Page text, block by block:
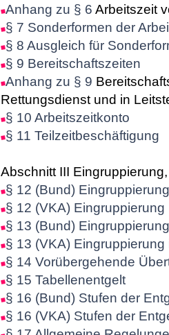
Anhang zu § 6 Arbeitszeit
§ 7 Sonderformen der
§ 8 Ausgleich für
§ 9 Bereitschaftszeiten
Anhang zu § 9
Rettungsdienst und in
§ 10 Arbeitszeitkonto
§ 11 Teilzeitbeschäftigung
Abschnitt III
§ 12 (Bund) Eingruppierung
§ 12 (VKA) Eingruppierung
§ 13 (Bund)
§ 13 (VKA)
§ 14 Vorübergehende
§ 15 Tabellenentgelt
§ 16 (Bund) Stufen der
§ 16 (VKA) Stufen der